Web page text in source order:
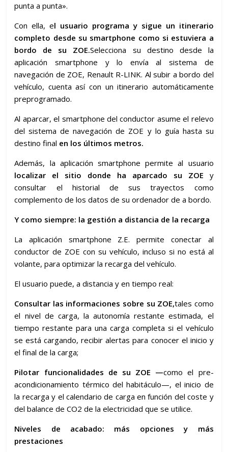
punta a punta».
Con ella, el usuario programa y sigue un itinerario
completo desde su smartphone como si estuviera a
bordo de su ZOE.Selecciona su destino desde la
aplicación smartphone y lo envía al sistema de
navegación de ZOE, Renault R-LINK. Al subir a bordo del
vehículo, cuenta así con un itinerario automáticamente
preprogramado.
Al aparcar, el smartphone del conductor asume el relevo
del sistema de navegación de ZOE y lo guía hasta su
destino final en los últimos metros.
Además, la aplicación smartphone permite al usuario
localizar el sitio donde ha aparcado su ZOE y
consultar el historial de sus trayectos como
complemento de los datos de su ordenador de a bordo.
Y como siempre: la gestión a distancia de la recarga
La aplicación smartphone Z.E. permite conectar al
conductor de ZOE con su vehículo, incluso si no está al
volante, para optimizar la recarga del vehículo.
El usuario puede, a distancia y en tiempo real:
Consultar las informaciones sobre su ZOE,tales como
el nivel de carga, la autonomía restante estimada, el
tiempo restante para una carga completa si el vehículo
se está cargando, recibir alertas para conocer el inicio y
el final de la carga;
Pilotar funcionalidades de su ZOE —como el pre-
acondicionamiento térmico del habitáculo—, el inicio de
la recarga y el calendario de carga en función del coste y
del balance de CO2 de la electricidad que se utilice.
Niveles de acabado: más opciones y más
prestaciones